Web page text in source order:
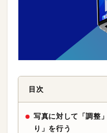
目次
写真に対して「調整
り」を行う